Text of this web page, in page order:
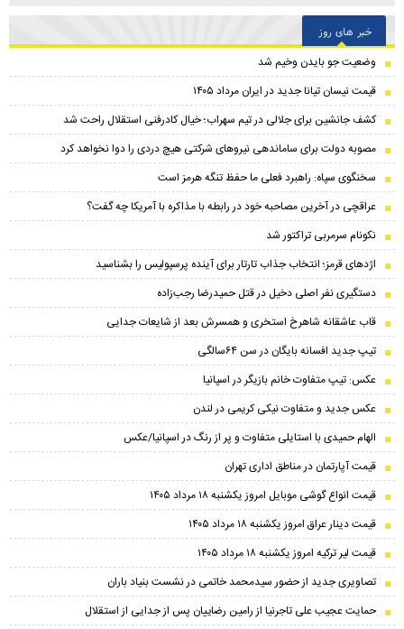
خبر های روز
وضعیت جو بایدن وخیم شد
قیمت نیسان تیانا جدید در ایران مرداد ۱۴۰۵
کشف جانشین برای جلالی در تیم سهراب؛ خیال کادرفنی استقلال راحت شد
مصوبه دولت برای ساماندهی نیروهای شرکتی هیچ دردی را دوا نخواهد کرد
سخنگوی سپاه: راهبرد فعلی ما حفظ تنگه هرمز است
عراقچی در آخرین مصاحبه خود در رابطه با مذاکره با آمریکا چه گفت؟
نکونام سرمربی تراکتور شد
اژدهای قرمز؛ انتخاب جذاب تارتار برای آینده پرسپولیس را بشناسید
دستگیری نفر اصلی دخیل در قتل حمیدرضا رجب‌زاده
قاب عاشقانه شاهرخ استخری و همسرش بعد از شایعات جدایی
تیپ جدید افسانه بایگان در سن ۶۴سالگی
عکس: تیپ متفاوت خانم بازیگر در اسپانیا
عکس جدید و متفاوت نیکی کریمی در لندن
الهام حمیدی با استایلی متفاوت و پر از رنگ در اسپانیا/عکس
قیمت آپارتمان در مناطق اداری تهران
قیمت انواع گوشی موبایل امروز یکشنبه ۱۸ مرداد ۱۴۰۵
قیمت دینار عراق امروز یکشنبه ۱۸ مرداد ۱۴۰۵
قیمت لیر ترکیه امروز یکشنبه ۱۸ مرداد ۱۴۰۵
تصاویری جدید از حضور سیدمحمد خاتمی در نشست بنیاد باران
حمایت عجیب علی تاجرنیا از رامین رضاییان پس از جدایی از استقلال